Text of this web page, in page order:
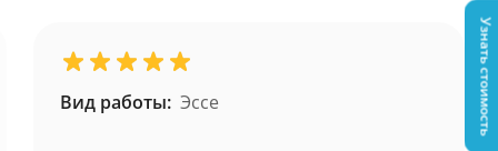
Вид работы: Эссе Узнать стоимость